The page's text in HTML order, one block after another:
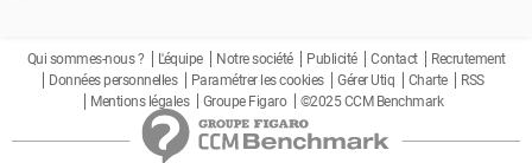
Qui sommes-nous ? L'équipe Notre société Publicité Contact
Recrutement
Données personnelles
Paramétrer les cookies Gérer Utiq Charte
RSS
Mentions légales
Groupe Figaro ©2025 CCM Benchmark